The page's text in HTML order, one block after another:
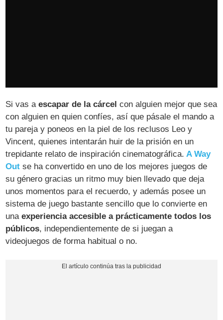
Si vas aescapar de la cárcel con alguien mejor que sea
con alguien en quien confíes, así que pásale el mando a
tu pareja y poneos en la piel de los reclusos Leo y
Vincent, quienes intentarán huir de la prisión en un
trepidante relato de inspiración cinematográfica. A Way
Out se ha convertido en uno de los mejores juegos de
su género gracias un ritmo muy bien llevado que deja
unos momentos para el recuerdo, y además posee un
sistema de juego bastante sencillo que lo convierte en
unaexperiencia accesible a prácticamente todos los
públicos, independientemente de si juegan a
videojuegos de forma habitual o no.